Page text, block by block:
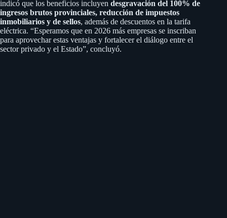
indicó que los beneficios incluyen desgravación del 100% de
ingresos brutos provinciales, reducción de impuestos
inmobiliarios y de sellos, además de descuentos en la tarifa
eléctrica. “Esperamos que en 2026 más empresas se inscriban
para aprovechar estas ventajas y fortalecer el diálogo entre el
sector privado y el Estado”, concluyó.